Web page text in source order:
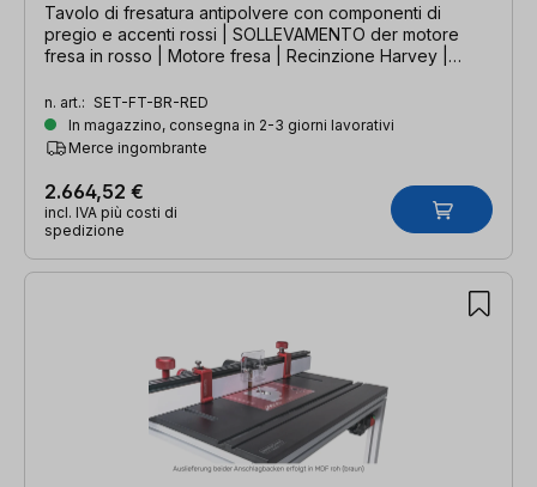
Tavolo di fresatura antipolvere con componenti di
pregio e accenti rossi | SOLLEVAMENTO der motore
fresa in rosso | Motore fresa | Recinzione Harvey |
n. art.: SET-FT-BR-RED
In magazzino, consegna in 2-3 giorni lavorativi
Merce ingombrante
2.664,52 €
incl. IVA più costi di
spedizione